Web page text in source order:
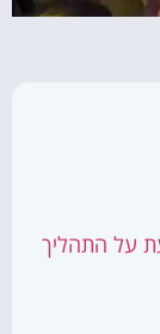
על התהליך